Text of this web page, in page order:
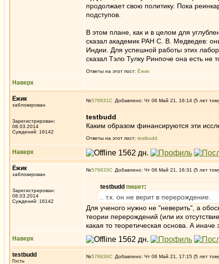
продолжает свою политику. Пока
подступов.
В этом плане, как и в целом для
сказал академик РАН С. В. Медведев:
Индии. Для успешной работы этих
сказал Тэло Тулку Ринпоче она есть не
Ответы на этот пост: Ёжик
Наверх
Ёжик
заблокирован
Зарегистрирован:
08.03.2014
Суждений: 16142
№576831 Добавлено: Чт 06 Май 21, 16:14 (5 лет
testbudd
Каким образом финансируются эти
Ответы на этот пост: testbudd
Наверх
Ёжик
заблокирован
Зарегистрирован:
08.03.2014
Суждений: 16142
№576833 Добавлено: Чт 06 Май 21, 16:31 (5 лет
testbudd пишет:
.. т.к. он не верит в перерождение.
Для ученого нужно не "неверить", а
теории перерождений (или их
какая то теоретическая основа. А
Наверх
testbudd
Гость
№576836 Добавлено: Чт 06 Май 21, 17:15 (5 лет